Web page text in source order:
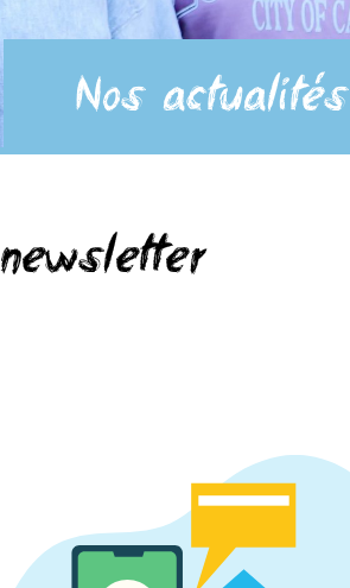
Nos actualités